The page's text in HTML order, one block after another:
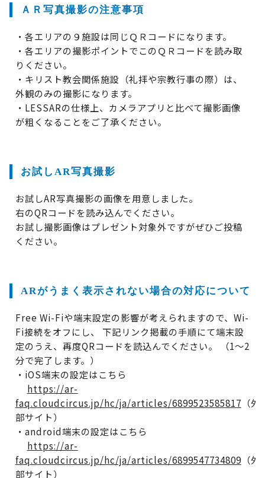
ＡＲ写真撮影の注意事項
・各エリアの９施設は同じＱＲコードになります。
・各エリアの撮影ポイントでこのＱＲコードを読み取
りください。
・キリスト教会関係施設（礼拝や宗教行事の際）は、
外観のみの撮影になります。
・LESSARの仕様上、カメラアプリと比べて撮影画像
が粗くなることをご了承ください。
お試しAR写真撮影
お試しAR写真撮影の画像を用意しました。
右のQRコードを読み込んでください。
お試し撮影画像はプレゼント対象外ですがぜひご投稿
ください。
ARがうまく表示されない場合の対応について
Free Wi-Fiや端末設定の影響が考えられますので、Wi-
Fi接続をオフにし、 下記リンク掲載の手順にて端末設
定のうえ、再度QRコードを読込んでください。 （1～2
分で完了します。）
・iOS端末の設定はこちら
https://ar-
faq.cloudcircus.jp/hc/ja/articles/6899523585817 （外
部サイト）
・android端末の設定はこちら
https://ar-
faq.cloudcircus.jp/hc/ja/articles/6899547734809 （外
部サイト）